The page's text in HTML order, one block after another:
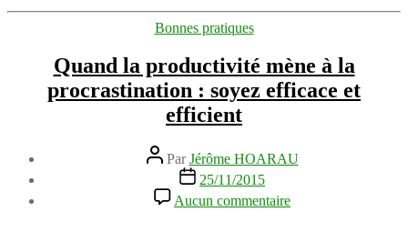
Officers
Catégories
Bonnes pratiques
Quand la productivité mène à la
procrastination : soyez efficace et
efficient
Auteur
de
l’article
ParJérôme HOARAU
Date
l’article
25/11/2015
Aucun commentaire
Quand